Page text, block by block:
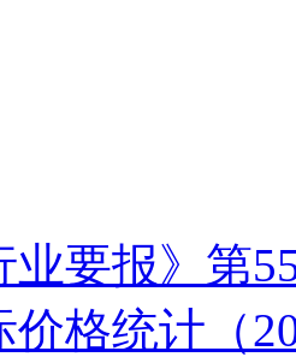
业要报》第
价格统计（